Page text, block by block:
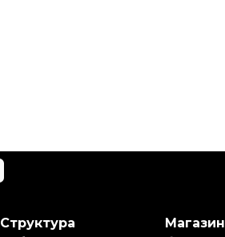
Структура
Магазин